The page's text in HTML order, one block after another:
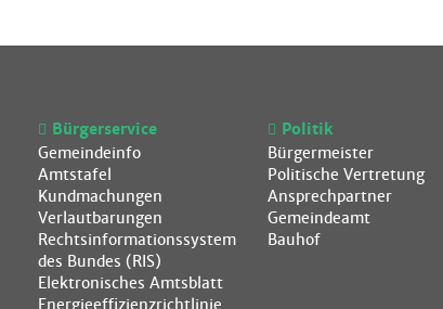
Bürgerservice
Gemeindeinfo
Amtstafel
Kundmachungen
Verlautbarungen
Rechtsinformationssystem
des Bundes (RIS)
Elektronisches Amtsblatt
Energieeffizienzrichtlinie
Politik
Bürgermeister
Politische Vertretung
Ansprechpartner
Gemeindeamt
Bauhof